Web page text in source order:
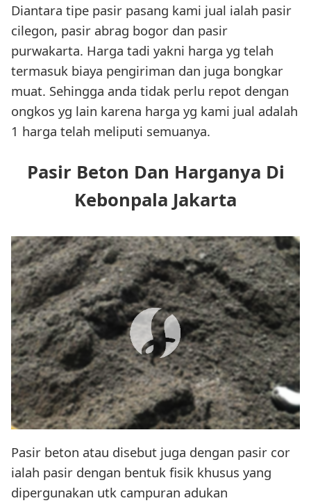
Diantara tipe pasir pasang kami jual ialah pasir
cilegon, pasir abrag bogor dan pasir
purwakarta. Harga tadi yakni harga yg telah
termasuk biaya pengiriman dan juga bongkar
muat. Sehingga anda tidak perlu repot dengan
ongkos yg lain karena harga yg kami jual adalah
1 harga telah meliputi semuanya.
Pasir Beton Dan Harganya Di
Kebonpala Jakarta
Pasir beton atau disebut juga dengan pasir cor
ialah pasir dengan bentuk fisik khusus yang
dipergunakan utk campuran adukan